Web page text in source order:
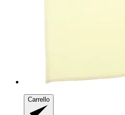
Carrello